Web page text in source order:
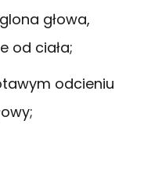
głowa,
od ciała;
odcieniu